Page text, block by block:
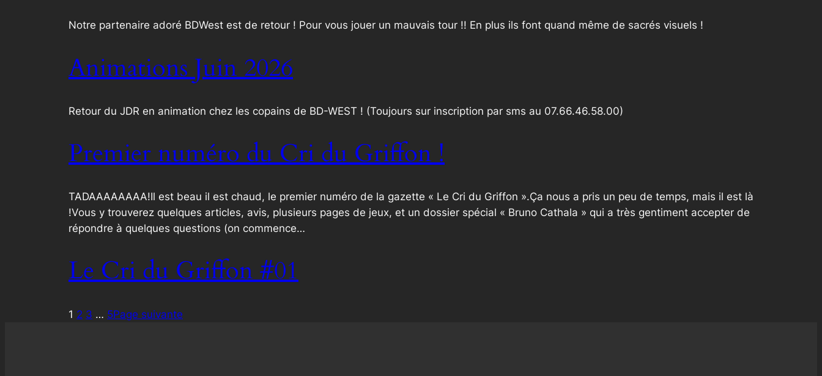
Notre partenaire adoré BDWest est de retour ! Pour vous jouer un mauvais tour !! En plus ils font quand même de sacrés visuels !
Animations Juin 2026
Retour du JDR en animation chez les copains de BD-WEST ! (Toujours sur inscription par sms au 07.66.46.58.00)
Premier numéro du Cri du Griffon !
TADAAAAAAAA!Il est beau il est chaud, le premier numéro de la gazette « Le Cri du Griffon ».Ça nous a pris un peu de temps, mais il est là
!Vous y trouverez quelques articles, avis, plusieurs pages de jeux, et un dossier spécial « Bruno Cathala » qui a très gentiment accepter de
répondre à quelques questions (on commence…
Le Cri du Griffon #01
1 2 3 … 5Page suivante